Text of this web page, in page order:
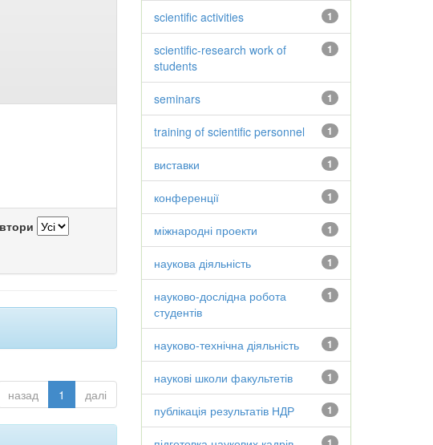
назад 1 далі
1
scientific activities
1
scientific-research work of
students
1
seminars
1
training of scientific personnel
1
виставки
1
конференції
1
міжнародні проекти
1
наукова діяльність
1
науково-дослідна робота
студентів
1
науково-технічна діяльність
1
наукові школи факультетів
1
публікація результатів НДР